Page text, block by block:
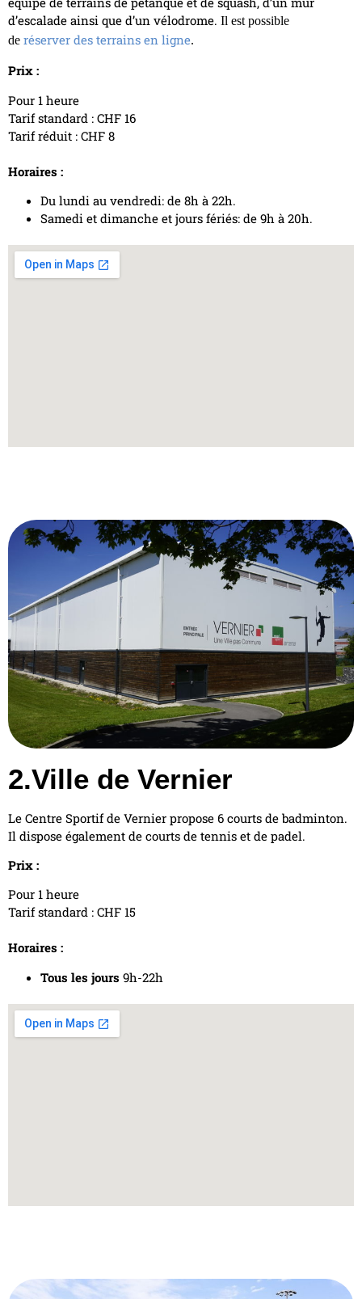
d’escalade ainsi que d’un vélodrome. Il est possible
de réserver des terrains en ligne.
Prix :
Pour 1 heure
Tarif standard : CHF 16
Tarif réduit : CHF 8
Horaires :
Du lundi au vendredi: de 8h à 22h.
Samedi et dimanche et jours fériés: de 9h à 20h.
2.Ville de Vernier
Le Centre Sportif de Vernier propose 6 courts de badminton.
Il dispose également de courts de tennis et de padel.
Prix :
Pour 1 heure
Tarif standard : CHF 15
Horaires :
Tous les jours 9h-22h